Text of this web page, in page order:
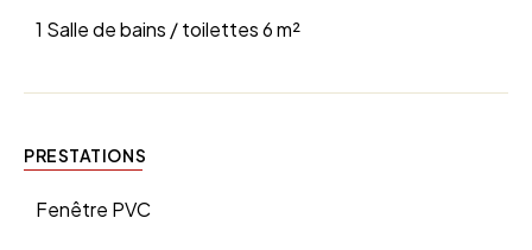
1 Salle de bains / toilettes6 m²
PRESTATIONS
Fenêtre PVC